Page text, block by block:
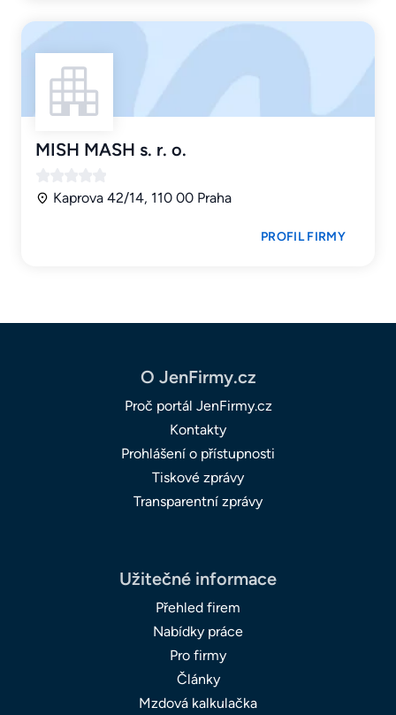
MISH MASH s. r. o.
Kaprova 42/14, 110 00 Praha
PROFIL FIRMY
O JenFirmy.cz
Proč portál JenFirmy.cz
Kontakty
Prohlášení o přístupnosti
Tiskové zprávy
Transparentní zprávy
Užitečné informace
Přehled firem
Nabídky práce
Pro firmy
Články
Mzdová kalkulačka